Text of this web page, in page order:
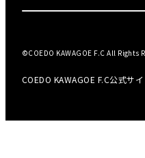
COEDO KAWAGOE F.C公式サ
©COEDO KAWAGOE F.C All Rights